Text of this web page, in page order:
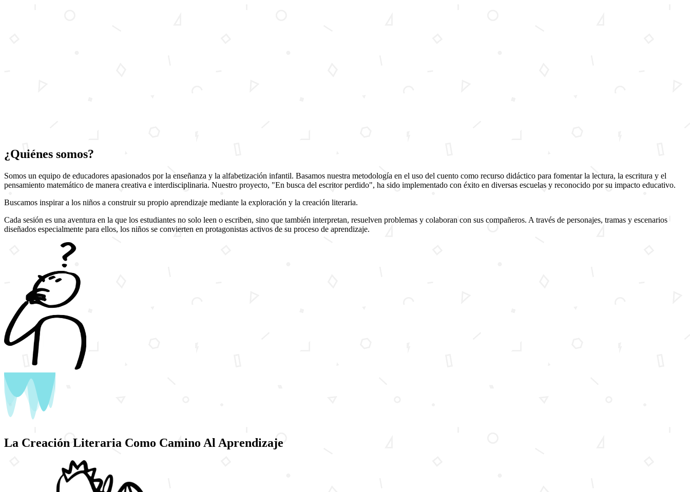
¿Quiénes somos?
Somos un equipo de educadores apasionados por la enseñanza y la alfabetización infantil. Basamos nuestra metodología en el uso del cuento como recurso didáctico para fomentar la lectura, la escritura y el
pensamiento matemático de manera creativa e interdisciplinaria. Nuestro proyecto, "En busca del escritor perdido", ha sido implementado con éxito en diversas escuelas y reconocido por su impacto educativo.
Buscamos inspirar a los niños a construir su propio aprendizaje mediante la exploración y la creación literaria.
Cada sesión es una aventura en la que los estudiantes no solo leen o escriben, sino que también interpretan, resuelven problemas y colaboran con sus compañeros. A través de personajes, tramas y escenarios
diseñados especialmente para ellos, los niños se convierten en protagonistas activos de su proceso de aprendizaje.
La Creación Literaria Como Camino Al Aprendizaje